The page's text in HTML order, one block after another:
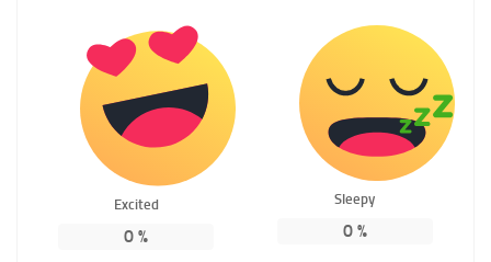
Excited
0 %
Sleepy
0%